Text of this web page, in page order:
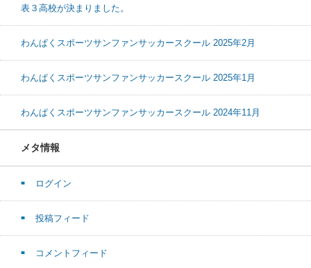
表３高校が決まりました。
わんぱくスポーツサンファンサッカースクール 2025年2月
わんぱくスポーツサンファンサッカースクール 2025年1月
わんぱくスポーツサンファンサッカースクール 2024年11月
メタ情報
ログイン
投稿フィード
コメントフィード